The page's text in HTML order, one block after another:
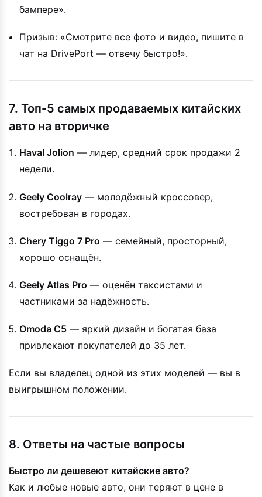
бампере».
Призыв: «Смотрите все фото и видео, пишите в
чат на DrivePort — отвечу быстро!».
7. Топ-5 самых продаваемых китайских
авто на вторичке
Haval Jolion — лидер, средний срок продажи 2
недели.
Geely Coolray — молодёжный кроссовер,
востребован в городах.
Chery Tiggo 7 Pro — семейный, просторный,
хорошо оснащён.
Geely Atlas Pro — оценён таксистами и
частниками за надёжность.
Omoda C5 — яркий дизайн и богатая база
привлекают покупателей до 35 лет.
Если вы владелец одной из этих моделей — вы в
выигрышном положении.
8. Ответы на частые вопросы
Быстро ли дешевеют китайские авто?
Как и любые новые авто, они теряют в цене в